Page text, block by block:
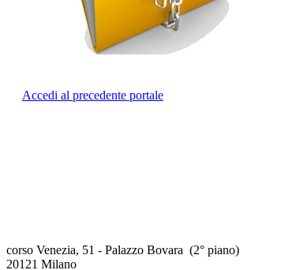
Accedi al precedente portale
corso Venezia, 51 - Palazzo Bovara (2° piano)
20121 Milano